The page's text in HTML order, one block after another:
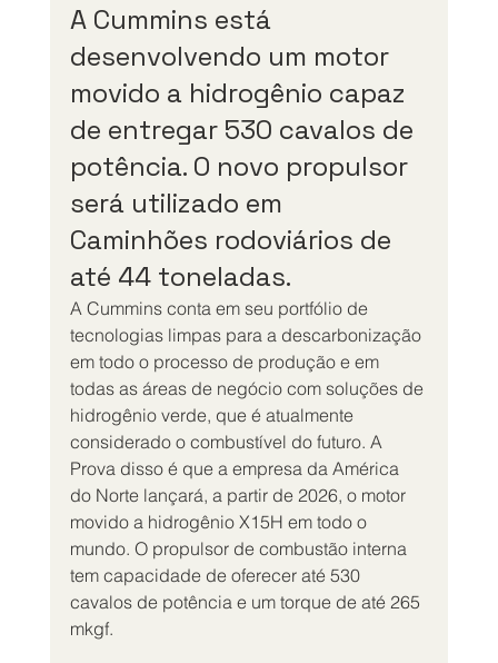
A Cummins está
desenvolvendo um motor
movido a hidrogênio capaz
de entregar 530 cavalos de
potência. O novo propulsor
será utilizado em
Caminhões rodoviários de
até 44 toneladas.
A Cummins conta em seu portfólio de
tecnologias limpas para a descarbonização
em todo o processo de produção e em
todas as áreas de negócio com soluções de
hidrogênio verde, que é atualmente
considerado o combustível do futuro. A
Prova disso é que a empresa da América
do Norte lançará, a partir de 2026, o motor
movido a hidrogênio X15H em todo o
mundo. O propulsor de combustão interna
tem capacidade de oferecer até 530
cavalos de potência e um torque de até 265
mkgf.